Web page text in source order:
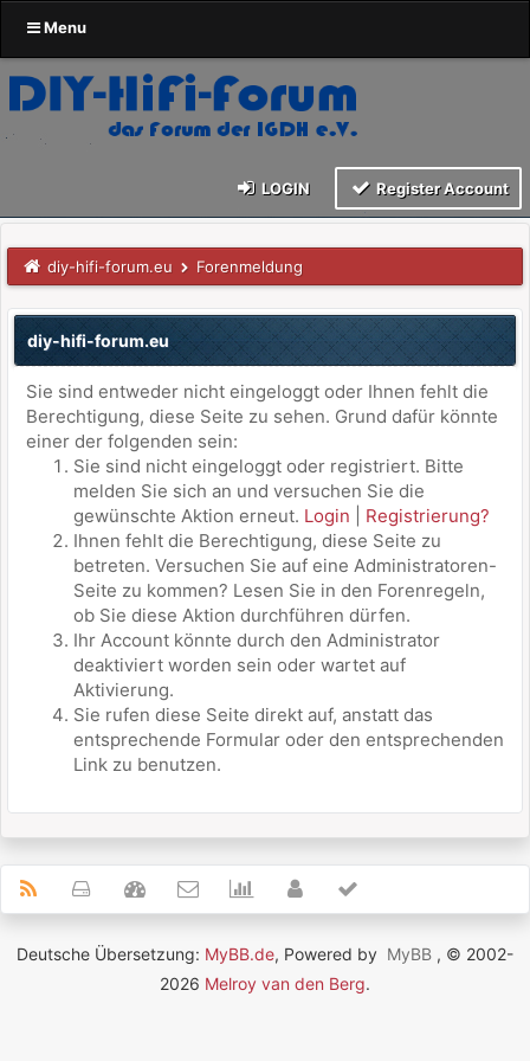
Menu
LOGIN Register Account
diy-hifi-forum.eu Forenmeldung
diy-hifi-forum.eu
Sie sind entweder nicht eingeloggt oder Ihnen fehlt die
Berechtigung, diese Seite zu sehen. Grund dafür könnte
einer der folgenden sein:
Sie sind nicht eingeloggt oder registriert. Bitte
melden Sie sich an und versuchen Sie die
gewünschte Aktion erneut. Login
Registrierung?
Ihnen fehlt die Berechtigung, diese Seite zu
betreten. Versuchen Sie auf eine Administratoren-
Seite zu kommen? Lesen Sie in den Forenregeln,
ob Sie diese Aktion durchführen dürfen.
Ihr Account könnte durch den Administrator
deaktiviert worden sein oder wartet auf
Aktivierung.
Sie rufen diese Seite direkt auf, anstatt das
entsprechende Formular oder den entsprechenden
Link zu benutzen.
Deutsche Übersetzung: MyBB.de, Powered by MyBB , © 2002-
2026 Melroy van den Berg.